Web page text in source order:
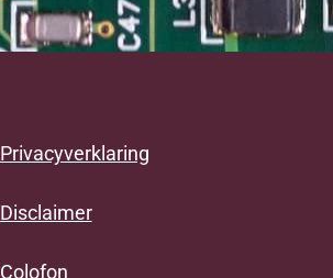
Privacyverklaring
Disclaimer
Colofon